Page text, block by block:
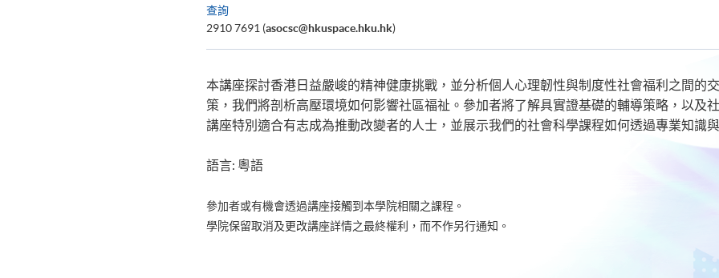
查詢
2910 7691 (asocsc@hkuspace.hku.hk)
本講座探討香港日益嚴峻的精神健康挑戰，並分析個人心理韌性與制度性社會福利之間的
策，我們將剖析高壓環境如何影響社區福祉。參加者將了解具實證基礎的輔導策略，以及
講座特別適合有志成為推動改變者的人士，並展示我們的社會科學課程如何透過專業知識
語言: 粵語
參加者或有機會透過講座接觸到本學院相關之課程。
學院保留取消及更改講座詳情之最終權利，而不作另行通知。